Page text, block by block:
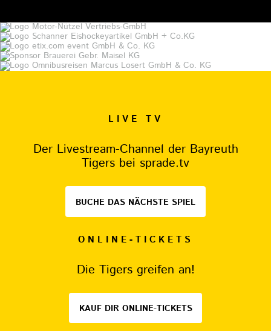
LIVE TV
Der Livestream-Channel der Bayreuth
Tigers bei sprade.tv
BUCHE DAS NÄCHSTE SPIEL
ONLINE-TICKETS
Die Tigers greifen an!
KAUF DIR ONLINE-TICKETS